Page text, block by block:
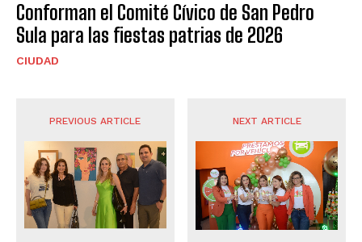
Conforman el Comité Cívico de San Pedro
Sula para las fiestas patrias de 2026
CIUDAD
PREVIOUS ARTICLE NEXT ARTICLE